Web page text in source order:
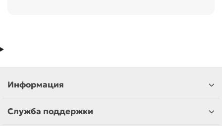
Информация
Служба поддержки